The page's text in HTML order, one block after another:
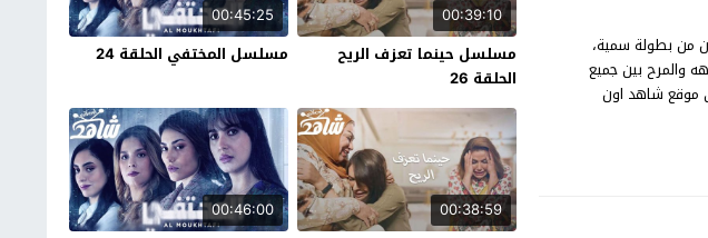
مسلسلات شهر رمضان من بطولة سمية،
والمرح بين جميع
حصرياً على موقع شاهد اون
00:39:10
مسلسل حينما تعزف الريح
الحلقة 26
00:45:25
مسلسل المختفي الحلقة 24
00:38:59
00:46:00